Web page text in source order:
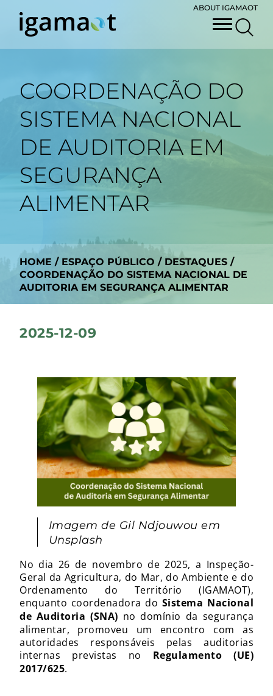
ABOUT IGAMAOT
COORDENAÇÃO DO
SISTEMA NACIONAL
DE AUDITORIA EM
SEGURANÇA
ALIMENTAR
HOME / ESPAÇO PÚBLICO / DESTAQUES /
COORDENAÇÃO DO SISTEMA NACIONAL DE
AUDITORIA EM SEGURANÇA ALIMENTAR
2025-12-09
Imagem de Gil Ndjouwou em
Unsplash
No dia 26 de novembro de 2025, a Inspeção-
Geral da Agricultura, do Mar, do Ambiente e do
Ordenamento do Território (IGAMAOT),
enquanto coordenadora do Sistema Nacional
de Auditoria (SNA) no domínio da segurança
alimentar, promoveu um encontro com as
autoridades responsáveis pelas auditorias
internas previstas no Regulamento (UE)
2017/625.